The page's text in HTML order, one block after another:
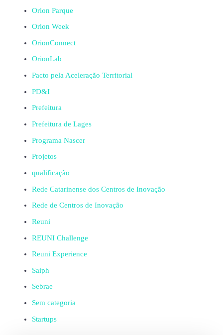
Orion Parque
Orion Week
OrionConnect
OrionLab
Pacto pela Aceleração Territorial
PD&I
Prefeitura
Prefeitura de Lages
Programa Nascer
Projetos
qualificação
Rede Catarinense dos Centros de Inovação
Rede de Centros de Inovação
Reuni
REUNI Challenge
Reuni Experience
Saiph
Sebrae
Sem categoria
Startups